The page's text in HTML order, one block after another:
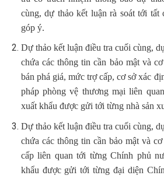
cùng, dự thảo kết luận rà soát tới tất
góp ý.
Dự thảo kết luận điều tra cuối cùng,
chứa các thông tin cần bảo mật và
bán phá giá, mức trợ cấp, cơ sở xác
pháp phòng vệ thương mại liên
xuất khẩu được gửi tới từng nhà sản
Dự thảo kết luận điều tra cuối cùng,
chứa các thông tin cần bảo mật và
cấp liên quan tới từng Chính phủ
khẩu được gửi tới từng đại diện